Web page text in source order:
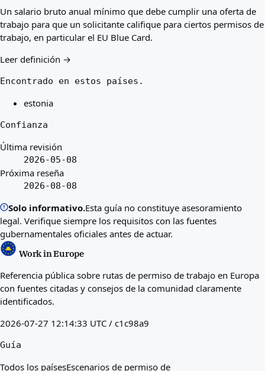
Un salario bruto anual mínimo que debe cumplir una oferta de
trabajo para que un solicitante califique para ciertos permisos de
trabajo, en particular el EU Blue Card.
Leer definición →
Encontrado en estos países.
estonia
Confianza
Última revisión
2026-05-08
Próxima reseña
2026-08-08
Solo informativo.Esta guía no constituye asesoramiento
legal. Verifique siempre los requisitos con las fuentes
gubernamentales oficiales antes de actuar.
Work in Europe
Referencia pública sobre rutas de permiso de trabajo en Europa
con fuentes citadas y consejos de la comunidad claramente
identificados.
2026-07-27 12:14:33 UTC / c1c98a9
Guía
Todos los paísesEscenarios de permiso de